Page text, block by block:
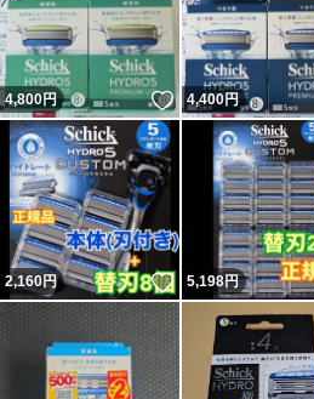
4,800円 いいね！
4,400円
2,160円 いいね！
5,198円